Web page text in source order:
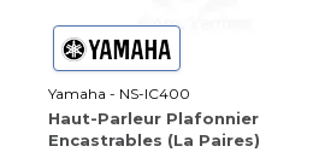
Yamaha - NS-IC400
Haut-Parleur Plafonnier
Encastrables (La Paires)